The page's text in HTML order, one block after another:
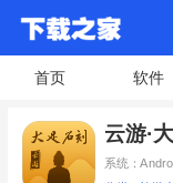
首页 软件
云游·
系统：